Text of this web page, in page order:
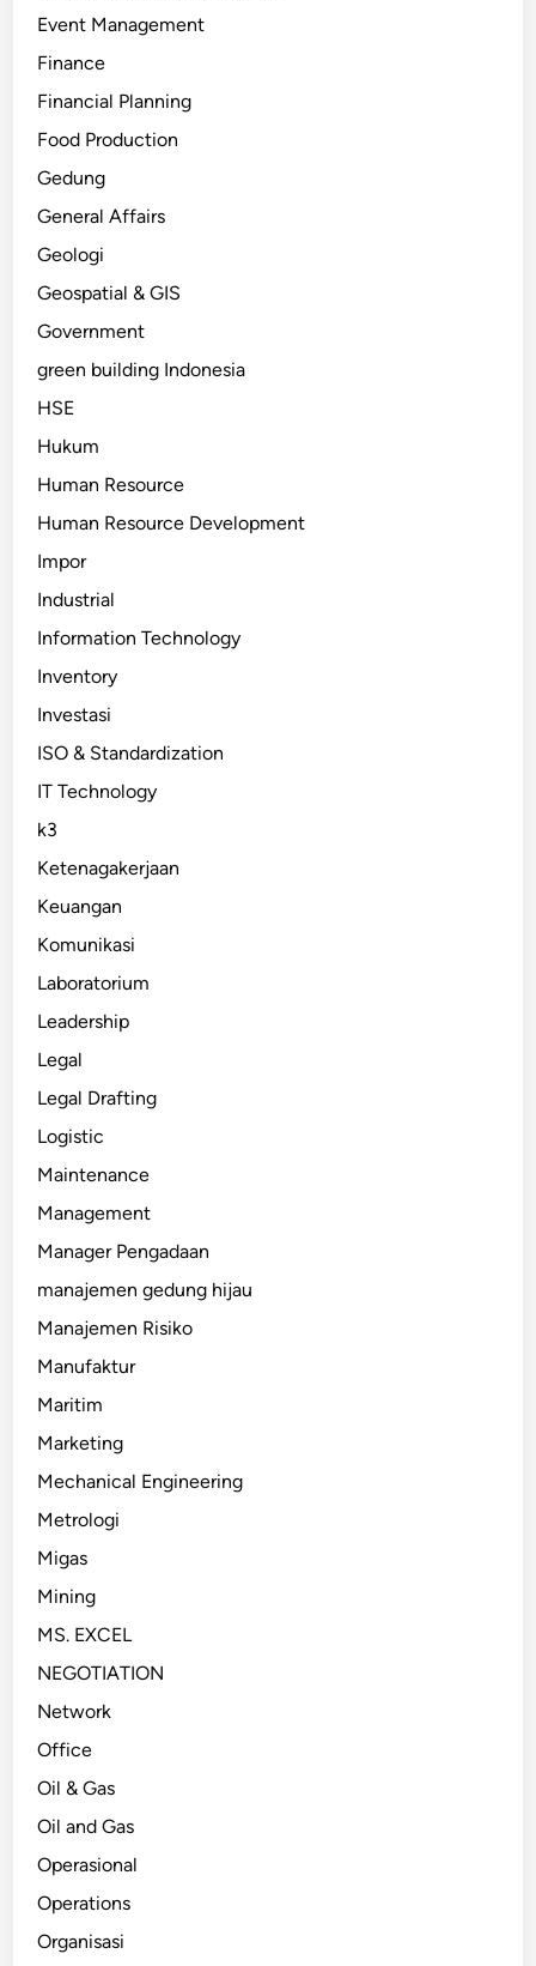
Event Management
Finance
Financial Planning
Food Production
Gedung
General Affairs
Geologi
Geospatial & GIS
Government
green building Indonesia
HSE
Hukum
Human Resource
Human Resource Development
Impor
Industrial
Information Technology
Inventory
Investasi
ISO & Standardization
IT Technology
k3
Ketenagakerjaan
Keuangan
Komunikasi
Laboratorium
Leadership
Legal
Legal Drafting
Logistic
Maintenance
Management
Manager Pengadaan
manajemen gedung hijau
Manajemen Risiko
Manufaktur
Maritim
Marketing
Mechanical Engineering
Metrologi
Migas
Mining
MS. EXCEL
NEGOTIATION
Network
Office
Oil & Gas
Oil and Gas
Operasional
Operations
Organisasi